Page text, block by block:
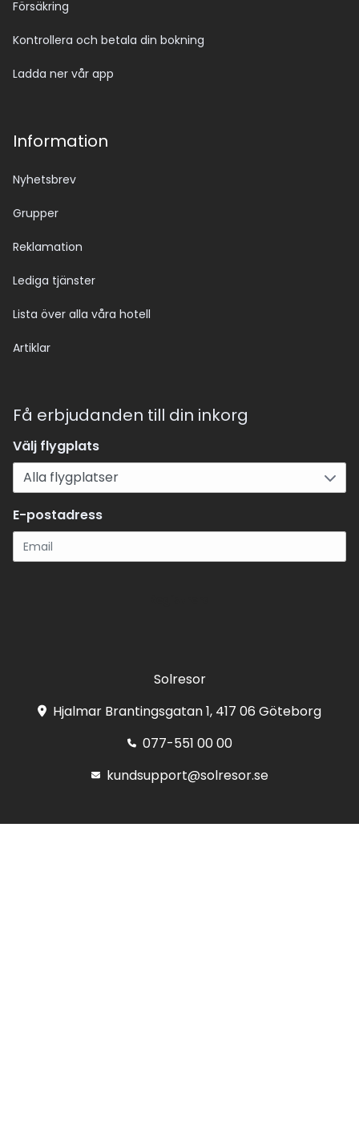
Försäkring
Kontrollera och betala din bokning
Ladda ner vår app
Information
Nyhetsbrev
Grupper
Reklamation
Lediga tjänster
Lista över alla våra hotell
Artiklar
Få erbjudanden till din inkorg
Välj flygplats
E-postadress
Solresor
Hjalmar Brantingsgatan 1, 417 06 Göteborg
077-551 00 00
kundsupport@solresor.se